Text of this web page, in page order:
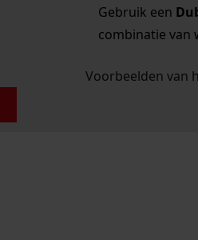
Gebruik een
combinatie van
Voorbeelden van